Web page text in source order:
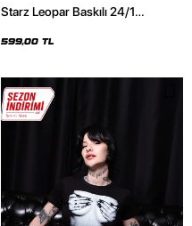
Starz Leopar Baskılı 24/1
599,00 TL